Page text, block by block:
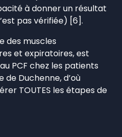
à donner un résultat
pas vérifiée) [6].
des muscles
et expiratoires, est
PCF chez les patients
Duchenne, d’où
TOUTES les étapes de